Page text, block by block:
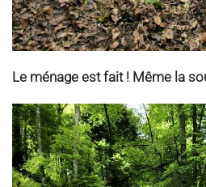
Le ménage est fait ! Même la